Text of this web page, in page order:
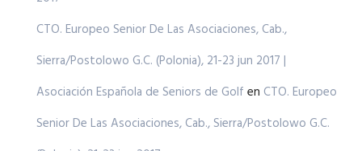
CTO. Europeo Senior De Las Asociaciones, Cab.,
Sierra/Postolowo G.C. (Polonia), 21-23 jun 2017 |
Asociación Española de Seniors de Golf en CTO. Europeo
Senior De Las Asociaciones, Cab., Sierra/Postolowo G.C.